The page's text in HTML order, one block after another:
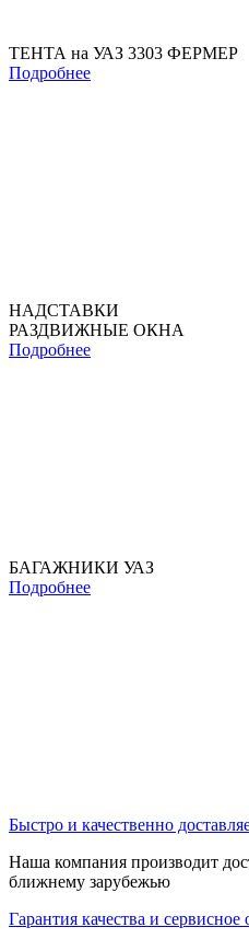
ТЕНТА на УАЗ 3303 ФЕРМЕР
Подробнее
НАДСТАВКИ
РАЗДВИЖНЫЕ ОКНА
Подробнее
БАГАЖНИКИ УАЗ
Подробнее
Быстро и качественно
Наша компания производит
ближнему зарубежью
Гарантия качества и